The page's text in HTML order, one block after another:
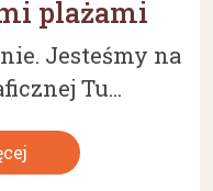
plażami
Jesteśmy na
Tu...